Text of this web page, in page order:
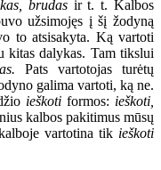
brudas ir t. t. Kalbos
užsimojęs į šį žodyną
to atsisakyta. Ką vartoti
kitas dalykas. Tam tikslui
Pats vartotojas turėtų
galima vartoti, ką ne.
ieškoti formos: ieškoti,
kalbos pakitimus mūsų
vartotina tik ieškoti